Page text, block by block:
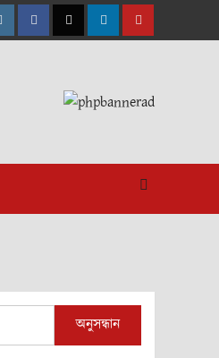
FacebookTwitterLinkedinYoutube